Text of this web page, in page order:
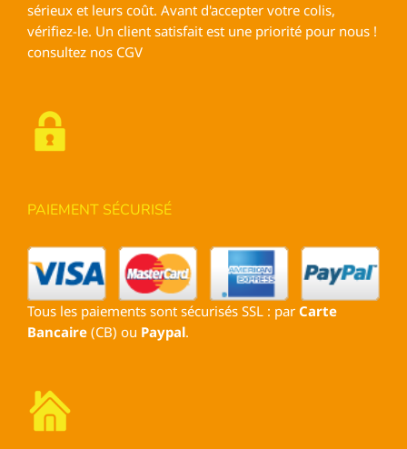
sérieux et leurs coût. Avant d'accepter votre colis,
vérifiez-le. Un client satisfait est une priorité pour nous !
consultez nos CGV
PAIEMENT SÉCURISÉ
Tous les paiements sont sécurisés SSL : par Carte
Bancaire (CB) ou Paypal.